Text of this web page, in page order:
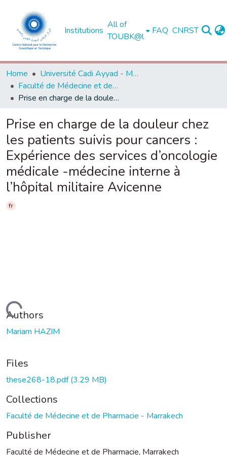
Institutions
All of
TOUBK@l
FAQ CNRST
Home
Université Cadi Ayyad - Marrakech
Faculté de Médecine et de Pharmacie - Marrakech
Prise en charge de la douleur chez les patients suivis pour cancers : Expérience des services d’oncologie médicale -médecine interne à l’hôpital militaire Avicenne
Prise en charge de la douleur chez
les patients suivis pour cancers :
Expérience des services d’oncologie
médicale -médecine interne à
l’hôpital militaire Avicenne
fr
Loading...
Authors
Mariam HAZIM
Files
these268-18.pdf(3.29 MB)
Collections
Faculté de Médecine et de Pharmacie - Marrakech
Publisher
Faculté de Médecine et de Pharmacie, Marrakech